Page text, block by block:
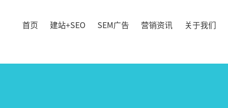
首页 建站+SEO SEM广告 营销资讯 关于我们